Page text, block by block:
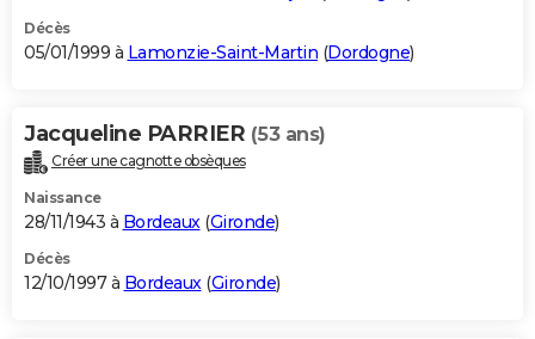
Décès
05/01/1999 à Lamonzie-Saint-Martin (Dordogne)
Jacqueline PARRIER (53 ans)
Créer une cagnotte obsèques
Naissance
28/11/1943 à Bordeaux(Gironde)
Décès
12/10/1997 à Bordeaux(Gironde)